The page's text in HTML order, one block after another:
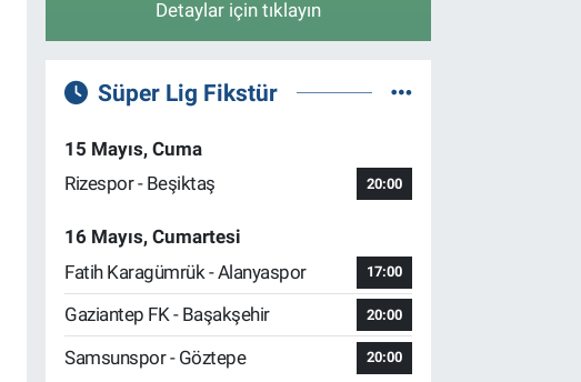
Detaylar için tıklayın
Süper Lig Fikstür
15 Mayıs, Cuma
Rizespor - Beşiktaş
20:00
16 Mayıs, Cumartesi
Fatih Karagümrük - Alanyaspor
17:00
Gaziantep FK - Başakşehir 20:00
Samsunspor - Göztepe 20:00